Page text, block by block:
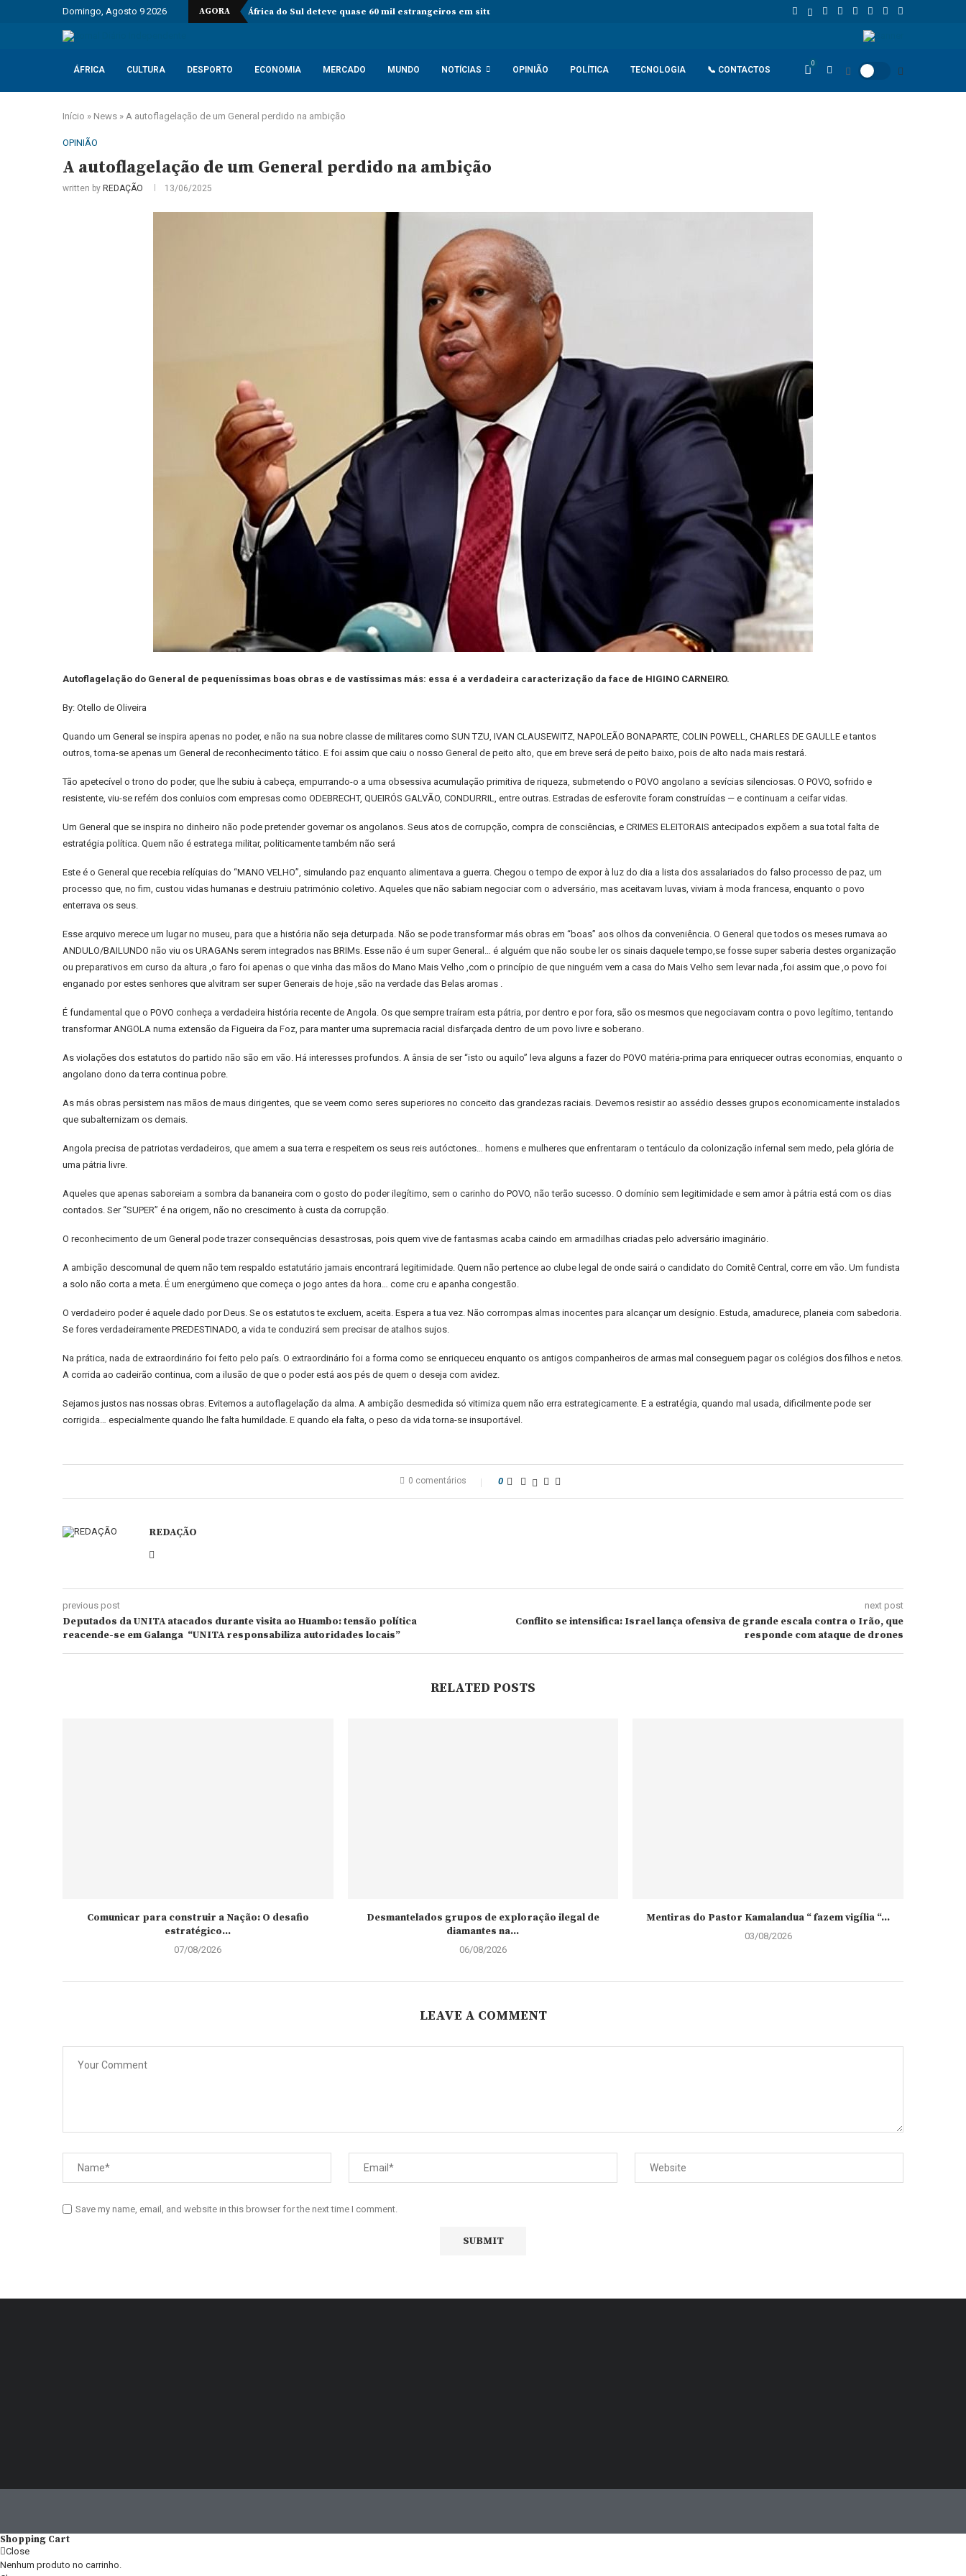
Domingo, Agosto 9 2026 AGORA África do Sul deteve quase 60 mil estrangeiros em situação irregular desde janeiro Standard Bank Angola reforça financiamento sustentável e aposta no
ÁFRICA CULTURA DESPORTO ECONOMIA MERCADO MUNDO NOTÍCIAS OPINIÃO POLÍTICA TECNOLOGIA 📞 CONTACTOS
0
Início » News » A autoflagelação de um General perdido na ambição
OPINIÃO
A autoflagelação de um General perdido na ambição
written by REDAÇÃO 13/06/2025
Autoflagelação do General de pequeníssimas boas obras e de vastíssimas más: essa é a verdadeira caracterização da face de HIGINO CARNEIRO.
By: Otello de Oliveira
Quando um General se inspira apenas no poder, e não na sua nobre classe de militares como SUN TZU, IVAN CLAUSEWITZ, NAPOLEÃO BONAPARTE, COLIN POWELL, CHARLES DE GAULLE e tantos
outros, torna-se apenas um General de reconhecimento tático. E foi assim que caiu o nosso General de peito alto, que em breve será de peito baixo, pois de alto nada mais restará.
Tão apetecível o trono do poder, que lhe subiu à cabeça, empurrando-o a uma obsessiva acumulação primitiva de riqueza, submetendo o POVO angolano a sevícias silenciosas. O POVO, sofrido e
resistente, viu-se refém dos conluios com empresas como ODEBRECHT, QUEIRÓS GALVÃO, CONDURRIL, entre outras. Estradas de esferovite foram construídas — e continuam a ceifar vidas.
Um General que se inspira no dinheiro não pode pretender governar os angolanos. Seus atos de corrupção, compra de consciências, e CRIMES ELEITORAIS antecipados expõem a sua total falta de
estratégia política. Quem não é estratega militar, politicamente também não será
Este é o General que recebia relíquias do “MANO VELHO”, simulando paz enquanto alimentava a guerra. Chegou o tempo de expor à luz do dia a lista dos assalariados do falso processo de paz, um
processo que, no fim, custou vidas humanas e destruiu património coletivo. Aqueles que não sabiam negociar com o adversário, mas aceitavam luvas, viviam à moda francesa, enquanto o povo
enterrava os seus.
Esse arquivo merece um lugar no museu, para que a história não seja deturpada. Não se pode transformar más obras em “boas” aos olhos da conveniência. O General que todos os meses rumava ao
ANDULO/BAILUNDO não viu os URAGANs serem integrados nas BRIMs. Esse não é um super General… é alguém que não soube ler os sinais daquele tempo,se fosse super saberia destes organização
ou preparativos em curso da altura ,o faro foi apenas o que vinha das mãos do Mano Mais Velho ,com o princípio de que ninguém vem a casa do Mais Velho sem levar nada ,foi assim que ,o povo foi
enganado por estes senhores que alvitram ser super Generais de hoje ,são na verdade das Belas aromas .
É fundamental que o POVO conheça a verdadeira história recente de Angola. Os que sempre traíram esta pátria, por dentro e por fora, são os mesmos que negociavam contra o povo legítimo, tentando
transformar ANGOLA numa extensão da Figueira da Foz, para manter uma supremacia racial disfarçada dentro de um povo livre e soberano.
As violações dos estatutos do partido não são em vão. Há interesses profundos. A ânsia de ser “isto ou aquilo” leva alguns a fazer do POVO matéria-prima para enriquecer outras economias, enquanto o
angolano dono da terra continua pobre.
As más obras persistem nas mãos de maus dirigentes, que se veem como seres superiores no conceito das grandezas raciais. Devemos resistir ao assédio desses grupos economicamente instalados
que subalternizam os demais.
Angola precisa de patriotas verdadeiros, que amem a sua terra e respeitem os seus reis autóctones… homens e mulheres que enfrentaram o tentáculo da colonização infernal sem medo, pela glória de
uma pátria livre.
Aqueles que apenas saboreiam a sombra da bananeira com o gosto do poder ilegítimo, sem o carinho do POVO, não terão sucesso. O domínio sem legitimidade e sem amor à pátria está com os dias
contados. Ser “SUPER” é na origem, não no crescimento à custa da corrupção.
O reconhecimento de um General pode trazer consequências desastrosas, pois quem vive de fantasmas acaba caindo em armadilhas criadas pelo adversário imaginário.
A ambição descomunal de quem não tem respaldo estatutário jamais encontrará legitimidade. Quem não pertence ao clube legal de onde sairá o candidato do Comitê Central, corre em vão. Um fundista
a solo não corta a meta. É um energúmeno que começa o jogo antes da hora… come cru e apanha congestão.
O verdadeiro poder é aquele dado por Deus. Se os estatutos te excluem, aceita. Espera a tua vez. Não corrompas almas inocentes para alcançar um desígnio. Estuda, amadurece, planeia com sabedoria.
Se fores verdadeiramente PREDESTINADO, a vida te conduzirá sem precisar de atalhos sujos.
Na prática, nada de extraordinário foi feito pelo país. O extraordinário foi a forma como se enriqueceu enquanto os antigos companheiros de armas mal conseguem pagar os colégios dos filhos e netos.
A corrida ao cadeirão continua, com a ilusão de que o poder está aos pés de quem o deseja com avidez.
Sejamos justos nas nossas obras. Evitemos a autoflagelação da alma. A ambição desmedida só vitimiza quem não erra estrategicamente. E a estratégia, quando mal usada, dificilmente pode ser
corrigida… especialmente quando lhe falta humildade. E quando ela falta, o peso da vida torna-se insuportável.
0 comentários 0
REDAÇÃO
previous post
Deputados da UNITA atacados durante visita ao Huambo: tensão política
reacende-se em Galanga “UNITA responsabiliza autoridades locais”
next post
Conflito se intensifica: Israel lança ofensiva de grande escala contra o Irão, que
responde com ataque de drones
RELATED POSTS
Comunicar para construir a Nação: O desafio
estratégico...
07/08/2026
Desmantelados grupos de exploração ilegal de
diamantes na...
06/08/2026
Mentiras do Pastor Kamalandua “ fazem vigília “...
03/08/2026
LEAVE A COMMENT
Save my name, email, and website in this browser for the next time I comment.
Shopping Cart
Close
Nenhum produto no carrinho.